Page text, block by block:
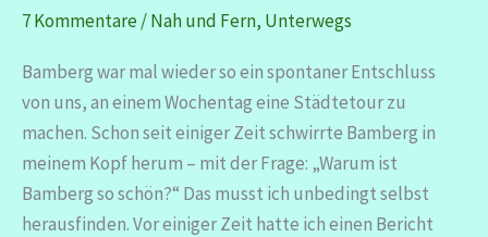
7 Kommentare/Nah und Fern, Unterwegs
Bamberg war mal wieder so ein spontaner Entschluss
von uns, an einem Wochentag eine Städtetour zu
machen. Schon seit einiger Zeit schwirrte Bamberg in
meinem Kopf herum – mit der Frage: „Warum ist
Bamberg so schön?“ Das musst ich unbedingt selbst
herausfinden. Vor einiger Zeit hatte ich einen Bericht